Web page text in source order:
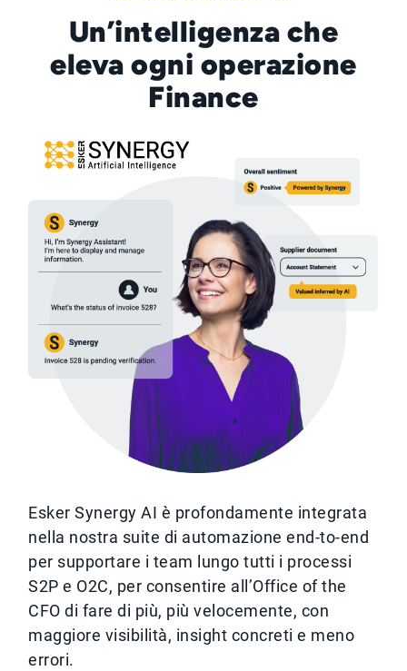
Un’intelligenza che
eleva ogni operazione
Finance
Esker Synergy AI è profondamente integrata
nella nostra suite di automazione end-to-end
per supportare i team lungo tutti i processi
S2P e O2C, per consentire all’Office of the
CFO di fare di più, più velocemente, con
maggiore visibilità, insight concreti e meno
errori.